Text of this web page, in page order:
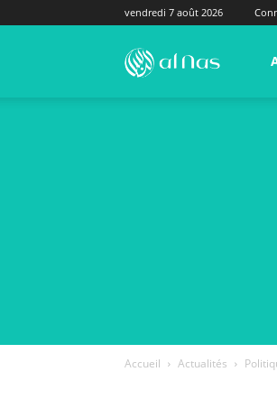
vendredi 7 août 2026
alNas.fr
Accueil Actualités